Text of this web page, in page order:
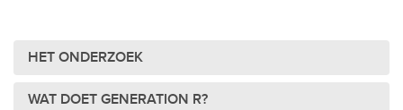
HET ONDERZOEK
WAT DOET GENERATION R?